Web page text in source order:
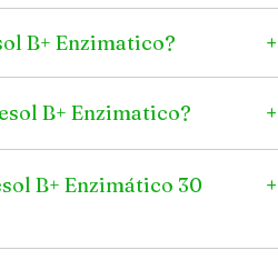
B+ Enzimatico?
B+ Enzimatico?
B+ Enzimático 30